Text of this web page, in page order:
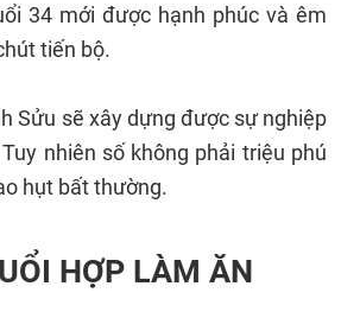
34 mới được hạnh phúc và êm
tiến bộ.
Sửu sẽ xây dựng được sự nghiệp
nhiên số không phải triệu phú
hụt bất thường.
HỢP LÀM ĂN